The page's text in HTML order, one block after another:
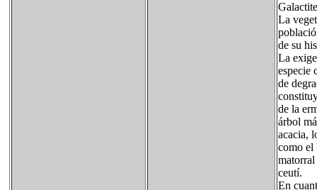
La
de su
La
especie
de
de la
árbol
acacia,
como el
ceutí.
En